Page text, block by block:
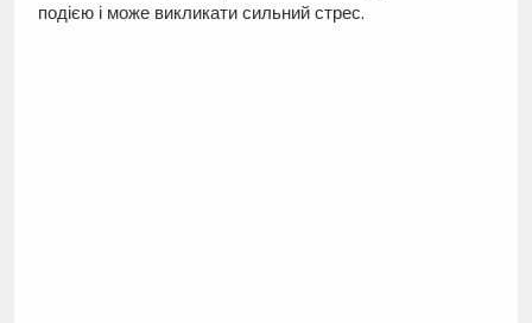
подією і може викликати сильний стрес.